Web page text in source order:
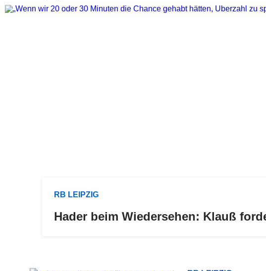
RB LEIPZIG
Hader beim Wiedersehen: Klauß